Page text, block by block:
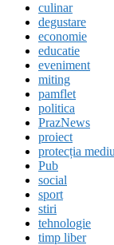
culinar
degustare
economie
educatie
eveniment
miting
pamflet
politica
PrazNews
proiect
protecția
Pub
social
sport
stiri
tehnologie
timp liber